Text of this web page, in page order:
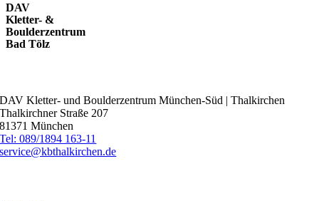
DAV
Kletter- &
Boulderzentrum
Bad Tölz
DAV Kletter- und Boulderzentrum München-Süd | Thalkirchen
Thalkirchner Straße 207
81371 München
Tel: 089/1894 163-11
service@kbthalkirchen.de